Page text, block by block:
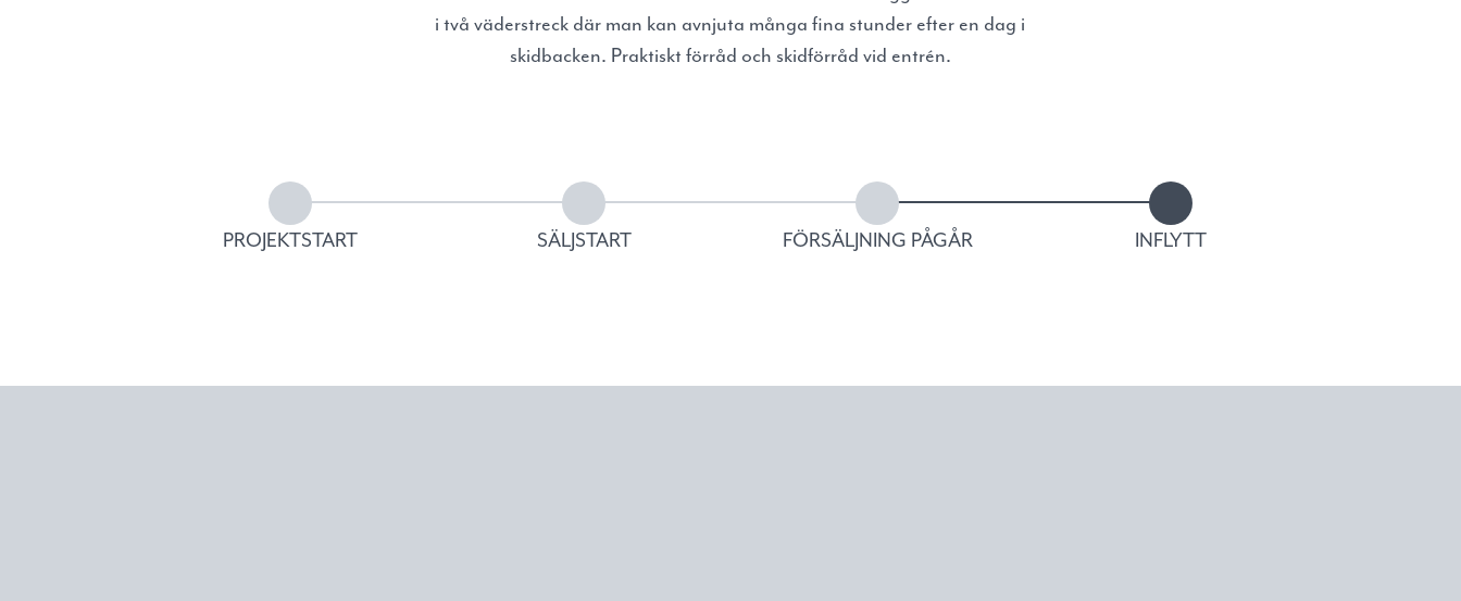
i två väderstreck där man kan avnjuta många fina stunder efter en dag i
skidbacken. Praktiskt förråd och skidförråd vid entrén.
PROJEKTSTART SÄLJSTART FÖRSÄLJNING PÅGÅR INFLYTT